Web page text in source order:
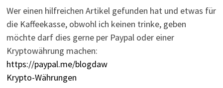
Wer einen hilfreichen Artikel gefunden hat und etwas für
die Kaffeekasse, obwohl ich keinen trinke, geben
möchte darf dies gerne per Paypal oder einer
Kryptowährung machen:
https://paypal.me/blogdaw
Krypto-Währungen